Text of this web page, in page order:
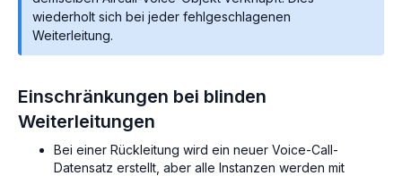
wiederholt sich bei jeder fehlgeschlagenen
Weiterleitung.
Einschränkungen bei blinden
Weiterleitungen
Bei einer Rückleitung wird ein neuer Voice-Call-
Datensatz erstellt, aber alle Instanzen werden mit